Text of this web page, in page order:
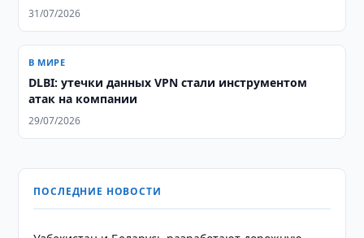
31/07/2026
В МИРЕ
DLBI: утечки данных VPN стали инструментом
атак на компании
29/07/2026
ПОСЛЕДНИЕ НОВОСТИ